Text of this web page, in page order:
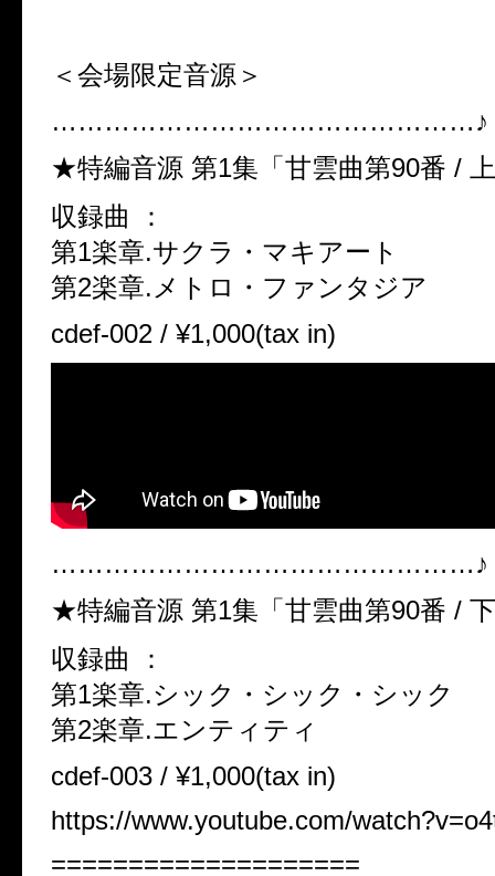
＜会場限定音源＞
…………………………………………♪
★特編音源 第1集「甘雲曲第90番 /
収録曲 ：
第1楽章.サクラ・マキアート
第2楽章.メトロ・ファンタジア
cdef-002 / ¥1,000(tax in)
…………………………………………♪
★特編音源 第1集「甘雲曲第90番 /
収録曲 ：
第1楽章.シック・シック・シック
第2楽章.エンティティ
cdef-003 / ¥1,000(tax in)
https://www.youtube.com/
====================